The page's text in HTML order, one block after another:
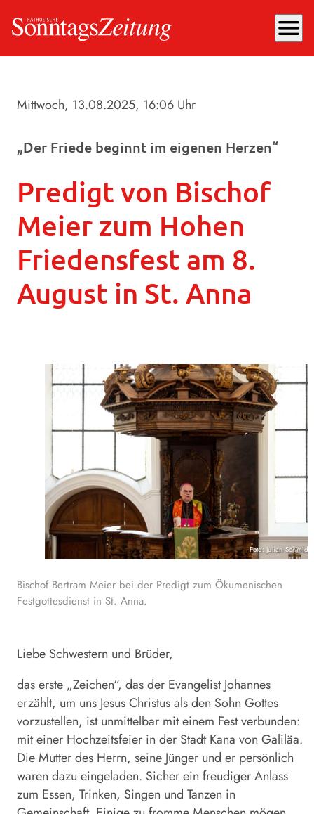
menu
Mittwoch, 13.08.2025, 16:06 Uhr
„Der Friede beginnt im eigenen Herzen“
Predigt von Bischof
Meier zum Hohen
Friedensfest am 8.
August in St. Anna
Foto: Julian
Bischof Bertram Meier bei der Predigt zum Ökumenischen
Festgottesdienst in St. Anna.
Liebe Schwestern und Brüder,
das erste „Zeichen“, das der Evangelist Johannes
erzählt, um uns Jesus Christus als den Sohn Gottes
vorzustellen, ist unmittelbar mit einem Fest verbunden:
mit einer Hochzeitsfeier in der Stadt Kana von Galiläa.
Die Mutter des Herrn, seine Jünger und er persönlich
waren dazu eingeladen. Sicher ein freudiger Anlass
zum Essen, Trinken, Singen und Tanzen in